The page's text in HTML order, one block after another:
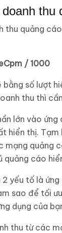
thu
thu quảng
/ 1000
bằng số lượt
thu thì
lớn vào
hiển thị.
quảng
quảng cáo
yếu tố là
sao để tối
dụng của
thu từ các